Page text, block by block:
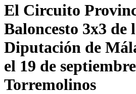
El Circuito
Baloncesto 3x3 de
Diputación de
el 19 de
Torremolinos